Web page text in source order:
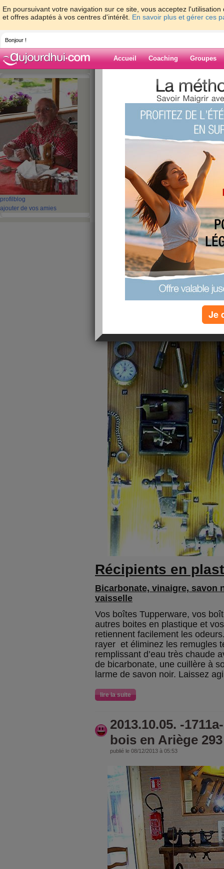
En poursuivant votre navigation sur ce site, vous acceptez
et offres adaptés à vos centres d'intérêt. En savoir plus et gérer ces
Bonjour !
Accueil Coaching Groupes
profil blog
ajouter de vos amies
> jacques2308
Blog de
21 - 30 31 - 40 41 - 50
51 -
111 - 120 121 - 130 131 - 135 »
‹ Préc. 91 93 94 95
2013.10.05. -
Ariège 294
publié le 10/12/2013 à 11:04
Récipients en
Bicarbonate, vinaigre, savon
vaisselle
Vos boîtes Tupperware, vos
autres boites en plastique et
retiennent facilement les
rayer et éliminez les remugles
remplissant d’eau très chaude
de bicarbonate, une cuillère à
larme de savon noir. Laissez
lire la suite
2013.10.05. -
bois en Ariège 293
publié le 08/12/2013 à 05:53
Je